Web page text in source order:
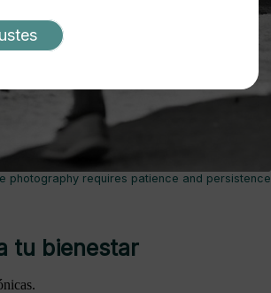
photography requires patience and persistence
tu bienestar